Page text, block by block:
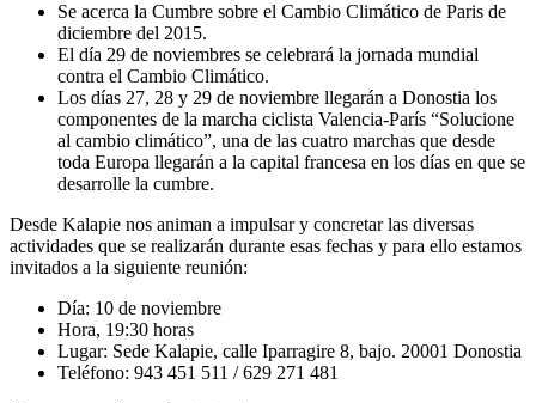
Se acerca la Cumbre sobre el Cambio Climático de Paris de
diciembre del 2015.
El día 29 de noviembres se celebrará la jornada mundial
contra el Cambio Climático.
Los días 27, 28 y 29 de noviembre llegarán a Donostia los
componentes de la marcha ciclista Valencia-París “Solucione
al cambio climático”, una de las cuatro marchas que desde
toda Europa llegarán a la capital francesa en los días en que se
desarrolle la cumbre.
Desde Kalapie nos animan a impulsar y concretar las diversas
actividades que se realizarán durante esas fechas y para ello estamos
invitados a la siguiente reunión:
Día: 10 de noviembre
Hora, 19:30 horas
Lugar: Sede Kalapie, calle Iparragire 8, bajo. 20001 Donostia
Teléfono: 943 451 511 / 629 271 481